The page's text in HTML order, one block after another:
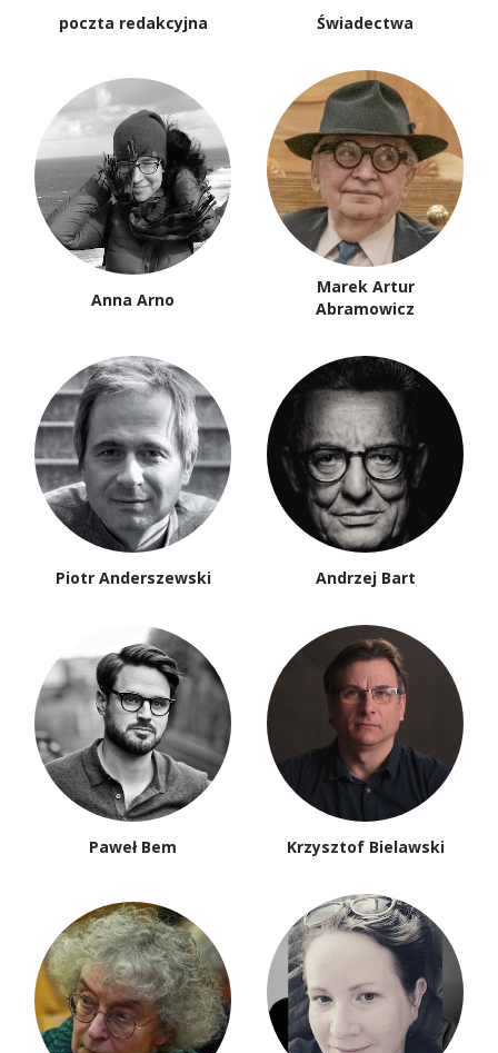
poczta redakcyjna Świadectwa
Anna Arno
Marek Artur
Abramowicz
Piotr Anderszewski Andrzej Bart
Paweł Bem Krzysztof Bielawski